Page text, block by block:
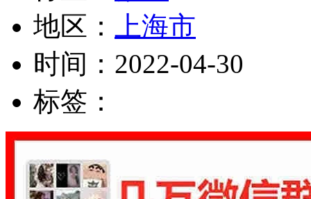
地区：
上海市
时间： 2022-04-30
标签：